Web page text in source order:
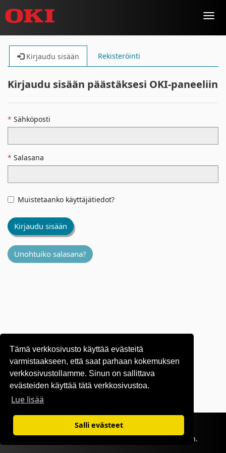
Tämä verkkosivusto käyttää evästeitä
varmistaakseen, että saat parhaan kokemuksen
verkkosivustollamme. Sinun on sallittava
evästeiden käyttää tätä verkkosivustoa.
Lue lisää
Salli evästeet
Kirjaudu sisään Rekisteröinti
Kirjaudu sisään päästäksesi OKI-paneeliin
Sähköposti
Salasana
Muistetaanko käyttäjätiedot?
Kirjaudu sisään
Unohtuiko salasana?
Tietosuojakäytäntö
©1995-2026 OKI Europe Ltd. Kaikki oikeudet pidätetään.